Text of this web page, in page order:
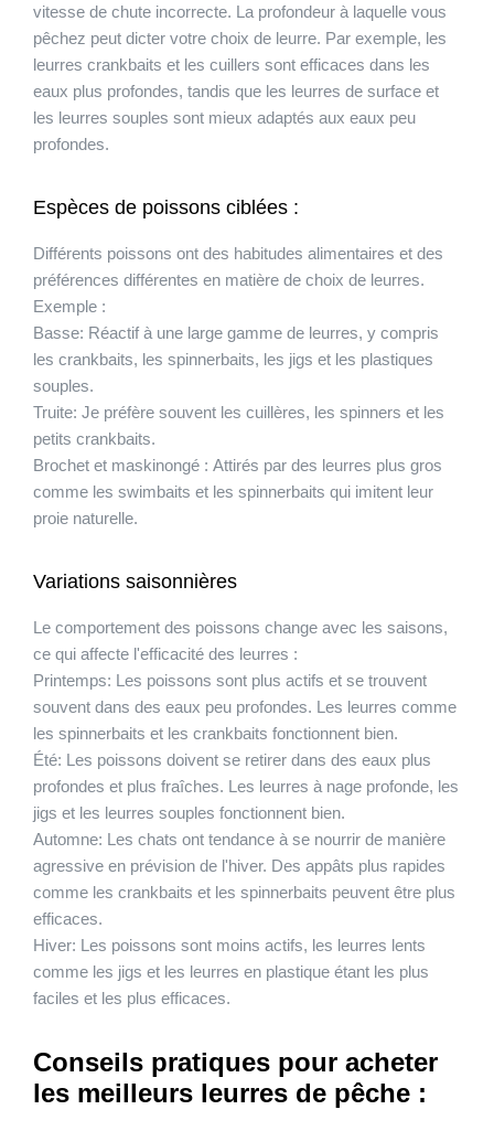
vitesse de chute incorrecte. La profondeur à laquelle vous
pêchez peut dicter votre choix de leurre. Par exemple, les
leurres crankbaits et les cuillers sont efficaces dans les
eaux plus profondes, tandis que les leurres de surface et
les leurres souples sont mieux adaptés aux eaux peu
profondes.
Espèces de poissons ciblées :
Différents poissons ont des habitudes alimentaires et des
préférences différentes en matière de choix de leurres.
Exemple :
Basse: Réactif à une large gamme de leurres, y compris
les crankbaits, les spinnerbaits, les jigs et les plastiques
souples.
Truite: Je préfère souvent les cuillères, les spinners et les
petits crankbaits.
Brochet et maskinongé : Attirés par des leurres plus gros
comme les swimbaits et les spinnerbaits qui imitent leur
proie naturelle.
Variations saisonnières
Le comportement des poissons change avec les saisons,
ce qui affecte l'efficacité des leurres :
Printemps: Les poissons sont plus actifs et se trouvent
souvent dans des eaux peu profondes. Les leurres comme
les spinnerbaits et les crankbaits fonctionnent bien.
Été: Les poissons doivent se retirer dans des eaux plus
profondes et plus fraîches. Les leurres à nage profonde, les
jigs et les leurres souples fonctionnent bien.
Automne: Les chats ont tendance à se nourrir de manière
agressive en prévision de l'hiver. Des appâts plus rapides
comme les crankbaits et les spinnerbaits peuvent être plus
efficaces.
Hiver: Les poissons sont moins actifs, les leurres lents
comme les jigs et les leurres en plastique étant les plus
faciles et les plus efficaces.
Conseils pratiques pour acheter
les meilleurs leurres de pêche :